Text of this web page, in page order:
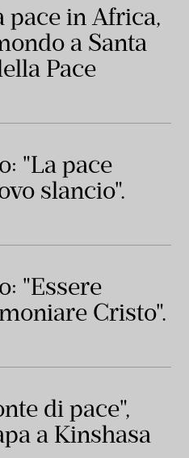
pace in Africa,
a Santa
Pace
"La pace
slancio".
"Essere
Cristo".
di pace",
a Kinshasa